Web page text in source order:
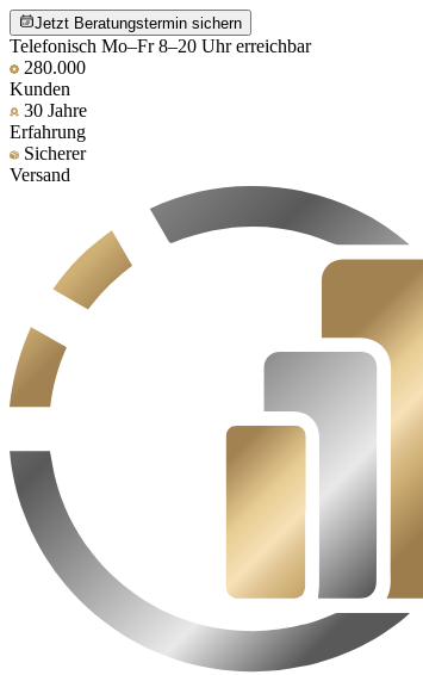
Jetzt Beratungstermin sichern
Telefonisch Mo–Fr 8–20 Uhr erreichbar
280.000
Kunden
30 Jahre
Erfahrung
Sicherer
Versand